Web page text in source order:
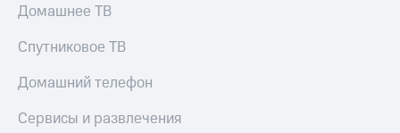
Домашнее ТВ
Спутниковое ТВ
Домашний телефон
Сервисы и развлечения